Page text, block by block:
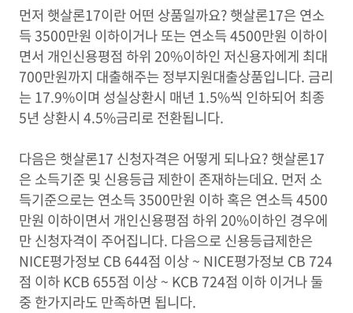
먼저 햇살론17이란 어떤 상품일까요? 햇살론17은 연소
득 3500만원 이하이거나 또는 연소득 4500만원 이하이
면서 개인신용평점 하위 20%이하인 저신용자에게 최대
700만원까지 대출해주는 정부지원대출상품입니다. 금리
는 17.9%이며 성실상환시 매년 1.5%씩 인하되어 최종
5년 상환시 4.5%금리로 전환됩니다.
다음은 햇살론17 신청자격은 어떻게 되나요? 햇살론17
은 소득기준 및 신용등급 제한이 존재하는데요. 먼저 소
득기준으로는 연소득 3500만원 이하 혹은 연소득 4500
만원 이하이면서 개인신용평점 하위 20%이하인 경우에
만 신청자격이 주어집니다. 다음으로 신용등급제한은
NICE평가정보 CB 644점 이상 ~ NICE평가정보 CB 724
점 이하 KCB 655점 이상 ~ KCB 724점 이하 이거나 둘
중 한가지라도 만족하면 됩니다.